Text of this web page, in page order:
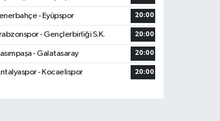
- Eyüpspor 20:00
- Gençlerbirliği S.K. 20:00
- Galatasaray 20:00
- Kocaelispor 20:00